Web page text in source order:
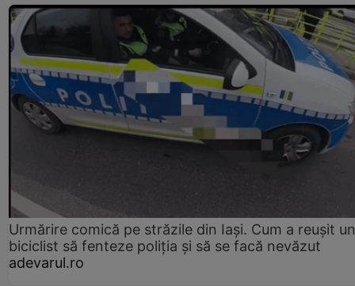
Urmărire comică pe străzile din Iași. Cum a reușit un
biciclist să fenteze poliția și să se facă nevăzut
adevarul.ro